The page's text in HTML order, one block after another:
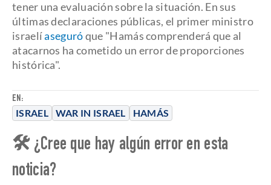
EN:
ISRAEL WAR IN ISRAEL HAMÁS
tener una evaluación sobre la situación. En sus
últimas declaraciones públicas, el primer ministro
israelíaseguróque "Hamás comprenderá que al
atacarnos ha cometido un error de proporciones
histórica".
🛠 ¿Cree que hay algún error en esta
noticia?